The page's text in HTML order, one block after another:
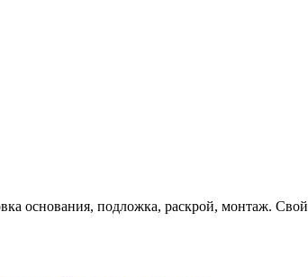
основания, подложка, раскрой, монтаж. Свой